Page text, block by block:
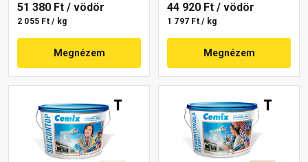
51 380 Ft / vödör
2 055 Ft / kg
Megnézem
44 920 Ft / vödör
1 797 Ft / kg
Megnézem